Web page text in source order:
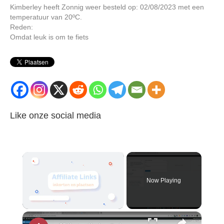
Kimberley heeft Zonnig weer besteld op: 02/08/2023 met een
temperatuur van 20ºC.
Reden:
Omdat leuk is om te fiets
Like onze social media
Unmute
Now Playing
×